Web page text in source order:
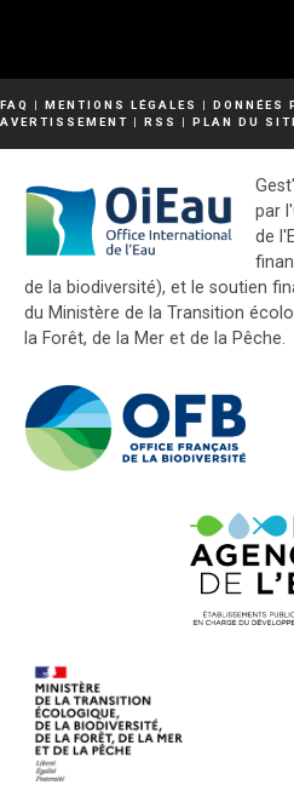
FAQ | MENTIONS LÉGALES | DONNÉES
AVERTISSEMENT | RSS | PLAN DU
par
de
de la biodiversité), et le soutien
du Ministère de la Transition
la Forêt, de la Mer et de la Pêche.